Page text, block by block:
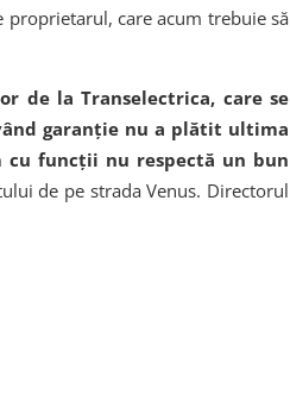
proprietarul, care acum trebuie să
de la Transelectrica, care se
garanție nu a plătit ultima
cu funcții nu respectă un bun
de pe strada Venus. Directorul